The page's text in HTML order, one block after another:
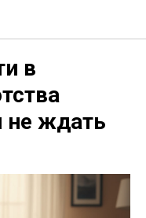
в
не ждать